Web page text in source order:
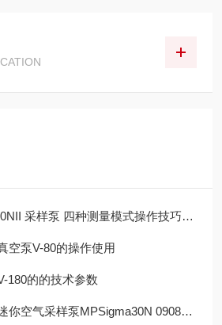
样泵 四种测量模式操作技巧与应用场景适配
空泵V-80的操作使用
180的的技术参数
采样泵MPSigma30N 090860-034的技术参数